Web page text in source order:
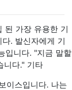
된 가장 유용한 기
. 발신자에게 기
입니다. "지금 말할
니다." 기타
이스입니다. 나는